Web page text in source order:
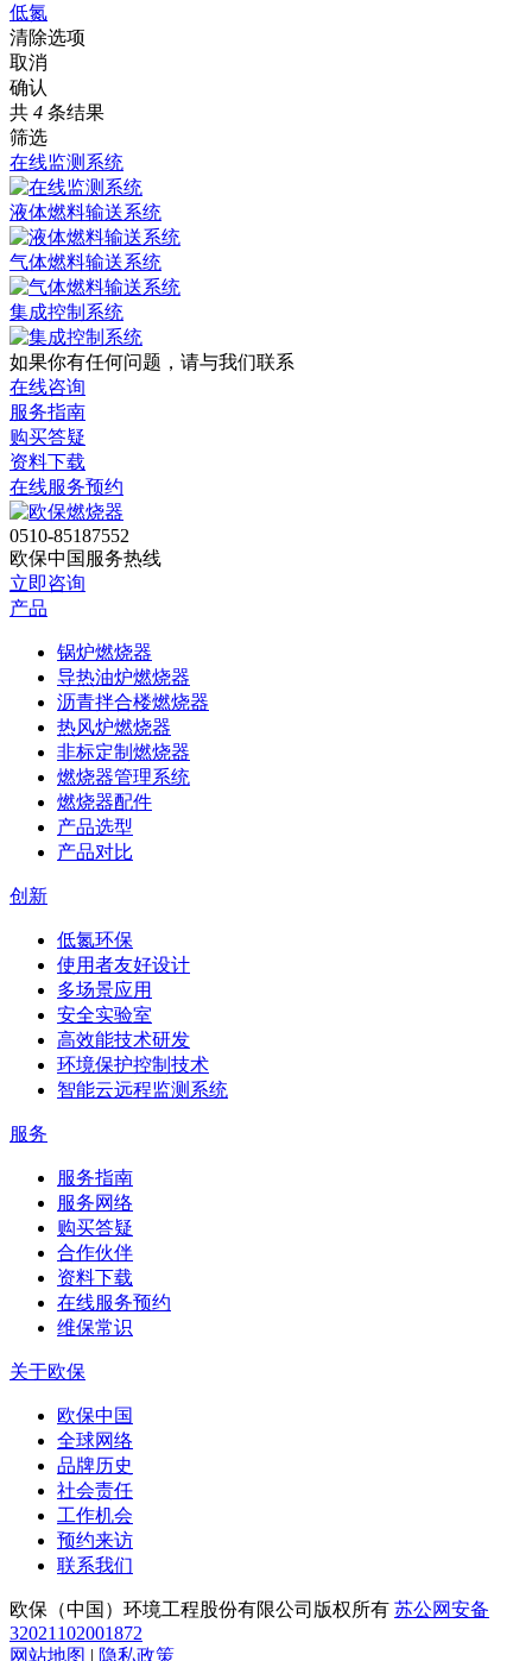
低氮
清除选项
取消
确认
共 4 条结果
筛选
在线监测系统
液体燃料输送系统
气体燃料输送系统
集成控制系统
如果你有任何问题，请与我们联系
在线咨询
服务指南
购买答疑
资料下载
在线服务预约
0510-85187552
欧保中国服务热线
立即咨询
产品
锅炉燃烧器
导热油炉燃烧器
沥青拌合楼燃烧器
热风炉燃烧器
非标定制燃烧器
燃烧器管理系统
燃烧器配件
产品选型
产品对比
创新
低氮环保
使用者友好设计
多场景应用
安全实验室
高效能技术研发
环境保护控制技术
智能云远程监测系统
服务
服务指南
服务网络
购买答疑
合作伙伴
资料下载
在线服务预约
维保常识
关于欧保
欧保中国
全球网络
品牌历史
社会责任
工作机会
预约来访
联系我们
欧保（中国）环境工程股份有限公司版权所有 苏公网安备
32021102001872
网站地图 | 隐私政策